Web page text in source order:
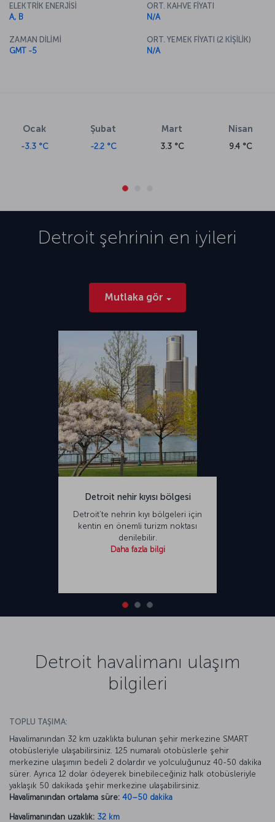
ELEKTRİK ENERJİSİ
A, B
ZAMAN DİLİMİ
GMT -5
ORT. KAHVE FİYATI
N/A
ORT. YEMEK FİYATI (2 KİŞİLİK)
N/A
Ocak
-3.3 °C
Şubat
-2.2 °C
Mart
3.3 °C
Nisan
9.4 °C
Detroit şehrinin en iyileri
Mutlaka gör
Detroit nehir kıyısı bölgesi
Detroit’te nehrin kıyı bölgeleri için
kentin en önemli turizm noktası
denilebilir.
Daha fazla bilgi
Detroit havalimanı ulaşım
bilgileri
TOPLU TAŞIMA:
Havalimanından 32 km uzaklıkta bulunan şehir merkezine SMART
otobüsleriyle ulaşabilirsiniz. 125 numaralı otobüslerle şehir
merkezine ulaşımın bedeli 2 dolardır ve yolculuğunuz 40-50 dakika
sürer. Ayrıca 12 dolar ödeyerek binebileceğiniz halk otobüsleriyle
yaklaşık 50 dakikada şehir merkezine ulaşabilirsiniz.
Havalimanından ortalama süre: 40–50 dakika
Havalimanından uzaklık: 32 km